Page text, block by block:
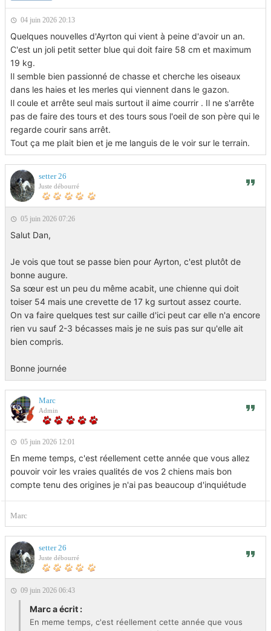
04 juin 2026 20:13
Quelques nouvelles d'Ayrton qui vient à peine d'avoir un an.
C'est un joli petit setter blue qui doit faire 58 cm et maximum
19 kg.
Il semble bien passionné de chasse et cherche les oiseaux
dans les haies et les merles qui viennent dans le gazon.
Il coule et arrête seul mais surtout il aime courrir . Il ne s'arrête
pas de faire des tours et des tours sous l'oeil de son père qui le
regarde courir sans arrêt.
Tout ça me plait bien et je me languis de le voir sur le terrain.
setter 26
Juste débourré
05 juin 2026 07:26
Salut Dan,
Je vois que tout se passe bien pour Ayrton, c'est plutôt de
bonne augure.
Sa sœur est un peu du même acabit, une chienne qui doit
toiser 54 mais une crevette de 17 kg surtout assez courte.
On va faire quelques test sur caille d'ici peut car elle n'a encore
rien vu sauf 2-3 bécasses mais je ne suis pas sur qu'elle ait
bien compris.
Bonne journée
Marc
Admin
05 juin 2026 12:01
En meme temps, c'est réellement cette année que vous allez
pouvoir voir les vraies qualités de vos 2 chiens mais bon
compte tenu des origines je n'ai pas beaucoup d'inquiétude
Marc
setter 26
Juste débourré
09 juin 2026 06:43
Marc a écrit :
En meme temps, c'est réellement cette année que vous